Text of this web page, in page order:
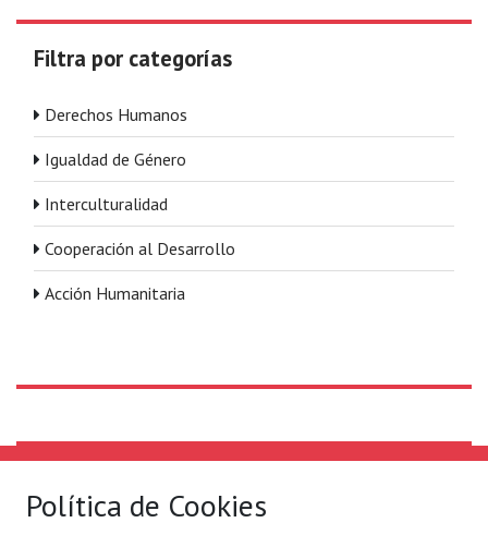
Filtra por categorías
Derechos Humanos
Igualdad de Género
Interculturalidad
Cooperación al Desarrollo
Acción Humanitaria
Quiénes somos Por ejes de acción
Política de Cookies